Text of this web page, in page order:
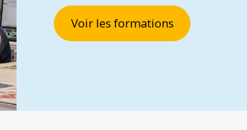
Voir les formations